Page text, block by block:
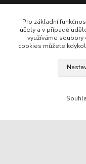
Telefon pro technické
Telefon do našeho
Pro základní
účely a v případě
využíváme
cookies můžete